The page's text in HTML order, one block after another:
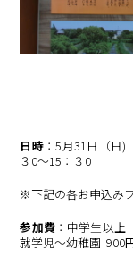
日時 ：5月31日（
３0～15：３0
※下記の各お申込み
参加費：中学生以
就学児～幼稚園 900